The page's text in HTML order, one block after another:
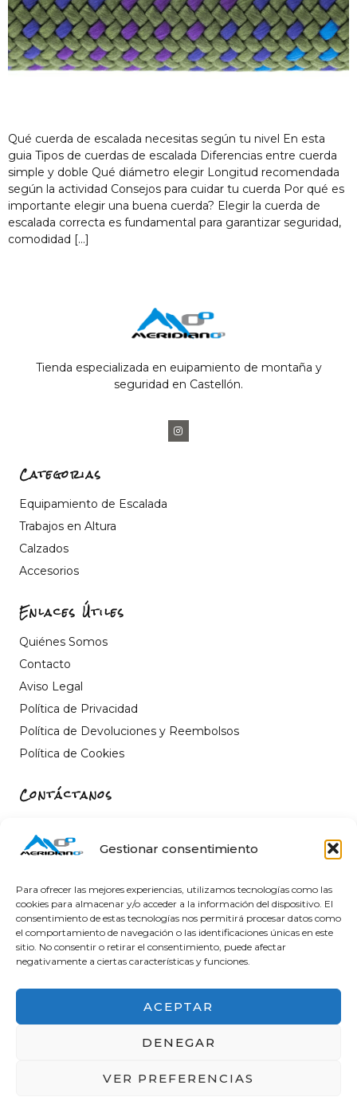
Gestionar consentimiento
Para ofrecer las mejores experiencias, utilizamos tecnologías como las
cookies para almacenar y/o acceder a la información del dispositivo. El
consentimiento de estas tecnologías nos permitirá procesar datos como
el comportamiento de navegación o las identificaciones únicas en este
sitio. No consentir o retirar el consentimiento, puede afectar
negativamente a ciertas características y funciones.
ACEPTAR
DENEGAR
VER PREFERENCIAS
Qué cuerda de escalada necesitas según tu nivel En esta
guia Tipos de cuerdas de escalada Diferencias entre cuerda
simple y doble Qué diámetro elegir Longitud recomendada
según la actividad Consejos para cuidar tu cuerda Por qué es
importante elegir una buena cuerda? Elegir la cuerda de
escalada correcta es fundamental para garantizar seguridad,
comodidad […]
Tienda especializada en euipamiento de montaña y
seguridad en Castellón.
Categorias
Equipamiento de Escalada
Trabajos en Altura
Calzados
Accesorios
Enlaces Útiles
Quiénes Somos
Contacto
Aviso Legal
Política de Privacidad
Política de Devoluciones y Reembolsos
Política de Cookies
Contáctanos
Castelló
info@meridiano-0.com
@ 2025 Diseñado byClicacs.com
Financiado por la Unión Europea – NextGenerationEU
en el Programa KIT Digital. Plan de Recuperación,